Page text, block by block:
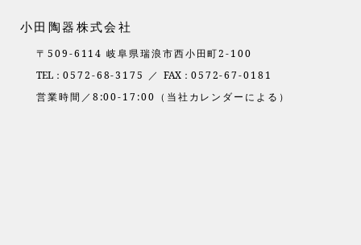
小田陶器株式会社
〒509-6114 岐阜県瑞浪市西小田町2-100
TEL： 0572-68-3175 ／ FAX： 0572-67-0181
営業時間／8:00-17:00（当社カレンダーによる）